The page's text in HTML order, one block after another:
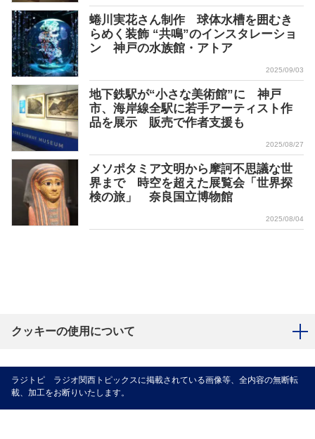
蜷川実花さん制作 球体水槽を囲むき
らめく装飾 “共鳴”のインスタレーショ
ン 神戸の水族館・アトア
2025/09/03
地下鉄駅が“小さな美術館”に 神戸
市、海岸線全駅に若手アーティスト作
品を展示 販売で作者支援も
2025/08/27
メソポタミア文明から摩訶不思議な世
界まで 時空を超えた展覧会「世界探
検の旅」 奈良国立博物館
2025/08/04
クッキーの使用について
ラジトピ ラジオ関西トピックスに掲載されている画像等、全内容の無断転
載、加工をお断りいたします。